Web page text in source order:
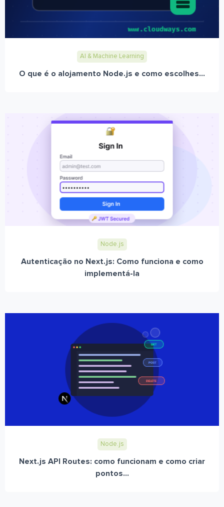
AI & Machine Learning
O que é o alojamento Node.js e como escolhes...
Node.js
Autenticação no Next.js: Como funciona e como
implementá-la
Node.js
Next.js API Routes: como funcionam e como criar
pontos...